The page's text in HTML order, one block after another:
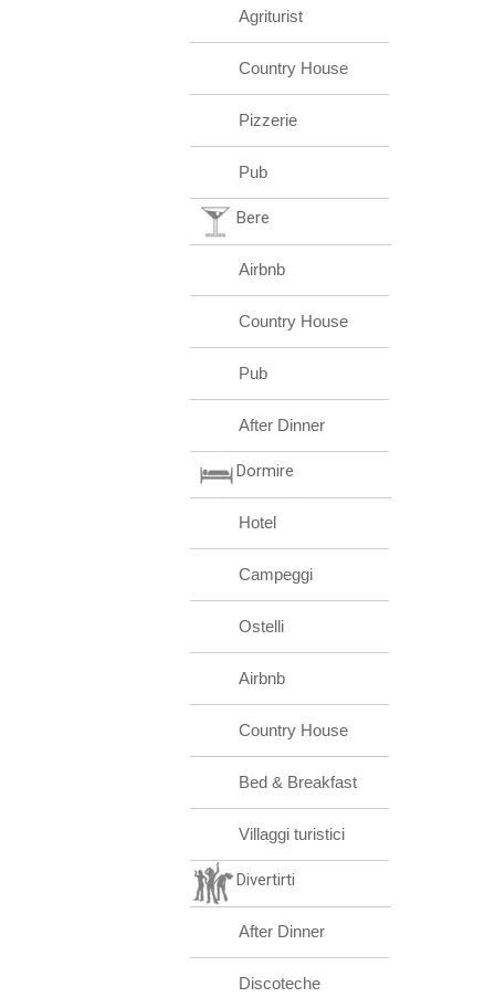
Agriturist
Country House
Pizzerie
Pub
Bere
Airbnb
Country House
Pub
After Dinner
Dormire
Hotel
Campeggi
Ostelli
Airbnb
Country House
Bed & Breakfast
Villaggi turistici
Divertirti
After Dinner
Discoteche